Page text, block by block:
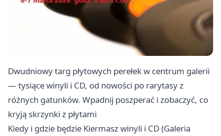
Dwudniowy targ płytowych perełek w centrum galerii
— tysiące winyli i CD, od nowości po rarytasy z
różnych gatunków. Wpadnij poszperać i zobaczyć, co
kryją skrzynki z płytami
Kiedy i gdzie będzie Kiermasz winyli i CD (Galeria